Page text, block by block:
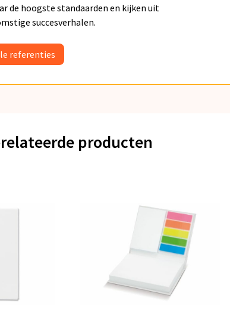
de hoogste standaarden en kijken uit
succesverhalen.
referenties
producten